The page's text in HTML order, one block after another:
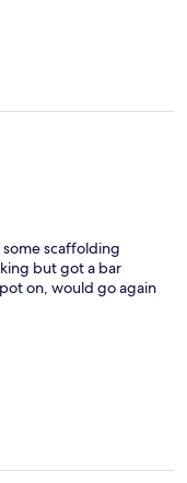
some scaffolding
but got a bar
on, would go again